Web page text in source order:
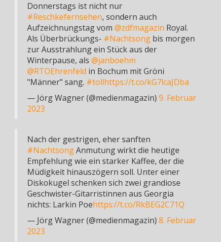
Donnerstags ist nicht nur
#Reschkefernsehen, sondern auch
Aufzeichnungstag vom @zdfmagazin Royal.
Als Überbrückungs- #Nachtsong bis morgen
zur Ausstrahlung ein Stück aus der
Winterpause, als @janboehm
@RTOEhrenfeld in Bochum mit Gröni
"Männer" sang. #tollhttps://t.co/kG7lcaJDba
— Jörg Wagner (@medienmagazin) 9. Februar
2023
Nach der gestrigen, eher sanften
#NachtsongAnmutung wirkt die heutige
Empfehlung wie ein starker Kaffee, der die
Müdigkeit hinauszögern soll. Unter einer
Diskokugel schenken sich zwei grandiose
Geschwister-Gitarristinnen aus Georgia
nichts: Larkin Poehttps://t.co/RkBEG2C71Q
— Jörg Wagner (@medienmagazin) 8. Februar
2023